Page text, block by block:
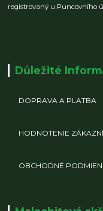
registrovaný u Puncovního
Důležité
DOPRAVA A PLATBA
HODNOTENIE
OBCHODNÉ